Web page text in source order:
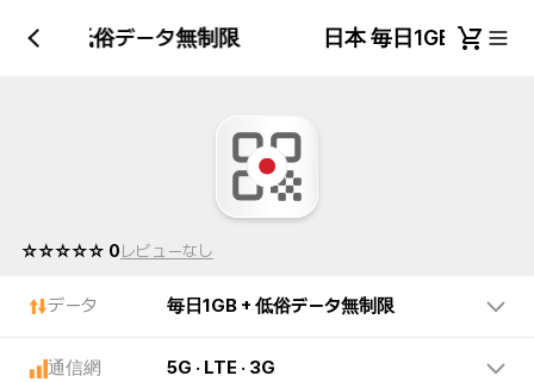
+ 低俗データ無制限 日本 毎日1GB + 低
☆☆☆☆☆ 0レビューなし
データ 毎日1GB + 低俗データ無制限
通信網 5G · LTE · 3G